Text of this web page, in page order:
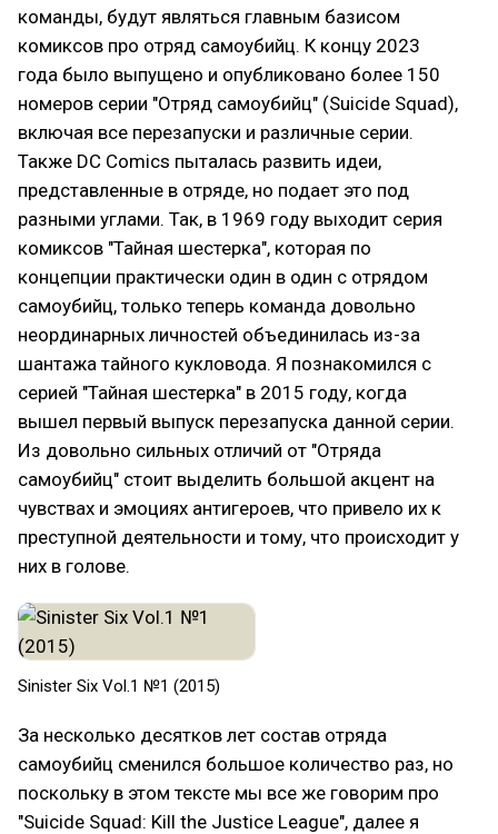
команды, будут являться главным базисом
комиксов про отряд самоубийц. К концу 2023
года было выпущено и опубликовано более 150
номеров серии "Отряд самоубийц" (Suicide Squad),
включая все перезапуски и различные серии.
Также DC Comics пыталась развить идеи,
представленные в отряде, но подает это под
разными углами. Так, в 1969 году выходит серия
комиксов "Тайная шестерка", которая по
концепции практически один в один с отрядом
самоубийц, только теперь команда довольно
неординарных личностей объединилась из-за
шантажа тайного кукловода. Я познакомился с
серией "Тайная шестерка" в 2015 году, когда
вышел первый выпуск перезапуска данной серии.
Из довольно сильных отличий от "Отряда
самоубийц" стоит выделить большой акцент на
чувствах и эмоциях антигероев, что привело их к
преступной деятельности и тому, что происходит у
них в голове.
Sinister Six Vol.1 №1 (2015)
За несколько десятков лет состав отряда
самоубийц сменился большое количество раз, но
поскольку в этом тексте мы все же говорим про
"Suicide Squad: Kill the Justice League", далее я